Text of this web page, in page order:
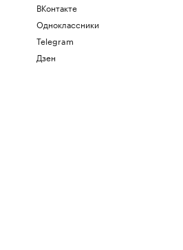
ВКонтакте
Одноклассники
Telegram
Дзен